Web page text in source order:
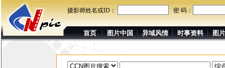
摄影师姓名或ID： 密 码：
首页 图片中国 异域风情 时事资料 图